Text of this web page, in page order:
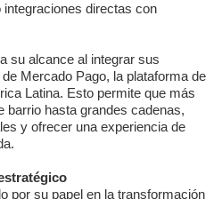
directas con
su alcance al integrar sus
Mercado Pago, la plataforma de
Latina. Esto permite que más
barrio hasta grandes cadenas,
y ofrecer una experiencia de
por su papel en la transformación